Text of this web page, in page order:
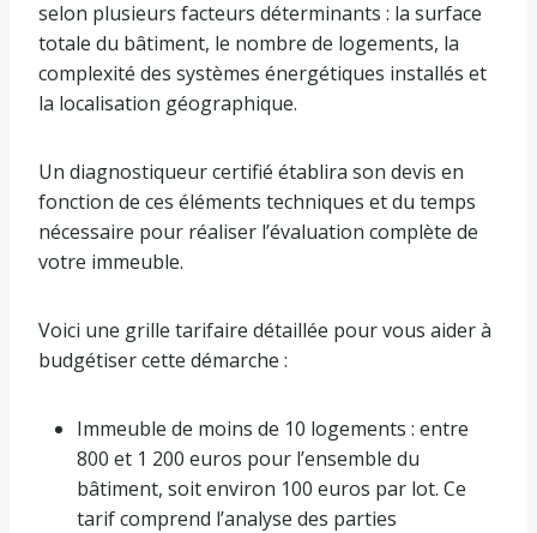
selon plusieurs facteurs déterminants : la surface
totale du bâtiment, le nombre de logements, la
complexité des systèmes énergétiques installés et
la localisation géographique.
Un diagnostiqueur certifié établira son devis en
fonction de ces éléments techniques et du temps
nécessaire pour réaliser l’évaluation complète de
votre immeuble.
Voici une grille tarifaire détaillée pour vous aider à
budgétiser cette démarche :
Immeuble de moins de 10 logements : entre
800 et 1 200 euros pour l’ensemble du
bâtiment, soit environ 100 euros par lot. Ce
tarif comprend l’analyse des parties